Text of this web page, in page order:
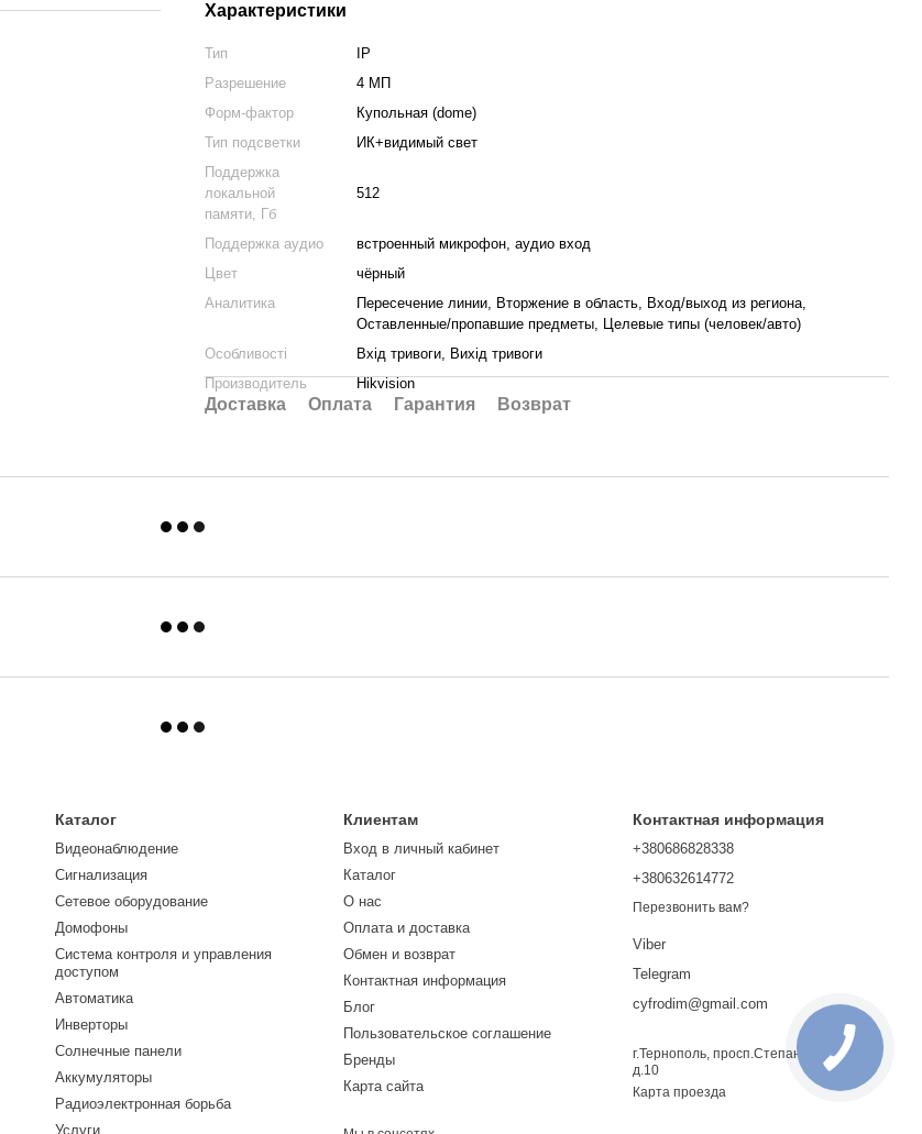
Характеристики
Тип
IP
Разрешение
4 МП
Форм-фактор
Купольная (dome)
Тип подсветки
ИК+видимый свет
Поддержка
локальной
памяти, Гб
512
Поддержка аудио
встроенный микрофон, аудио вход
Цвет
чёрный
Аналитика
Пересечение линии, Вторжение в область, Вход/выход из региона,
Оставленные/пропавшие предметы, Целевые типы (человек/авто)
Особливості
Вхід тривоги, Вихід тривоги
Производитель
Hikvision
Доставка Оплата Гарантия Возврат
Каталог
Видеонаблюдение
Сигнализация
Сетевое оборудование
Домофоны
Система контроля и управления
доступом
Автоматика
Инверторы
Солнечные панели
Аккумуляторы
Радиоэлектронная борьба
Услуги
Клиентам
Вход в личный кабинет
Каталог
О нас
Оплата и доставка
Обмен и возврат
Контактная информация
Блог
Пользовательское соглашение
Бренды
Карта сайта
Контактная информация
+380686828338
+380632614772
Перезвонить вам?
Viber
Telegram
cyfrodim@gmail.com
г.Тернополь, просп.Степана Бандеры
д.10
Карта проезда